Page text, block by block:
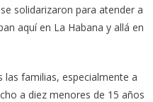
solidarizaron para atender a
aquí en La Habana y allá en
las familias, especialmente a
a diez menores de 15 años